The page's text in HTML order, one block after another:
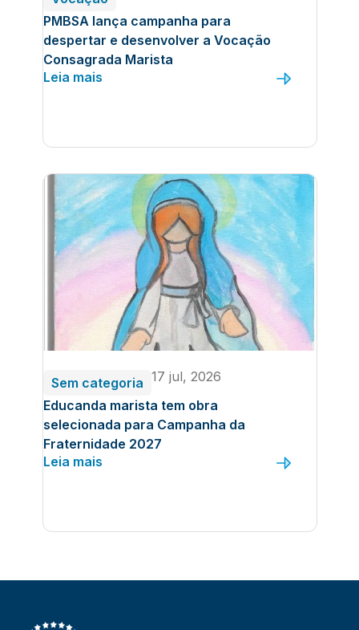
PMBSA lança campanha para
despertar e desenvolver a Vocação
Consagrada Marista
Leia mais
Sem categoria 17 jul, 2026
Educanda marista tem obra
selecionada para Campanha da
Fraternidade 2027
Leia mais